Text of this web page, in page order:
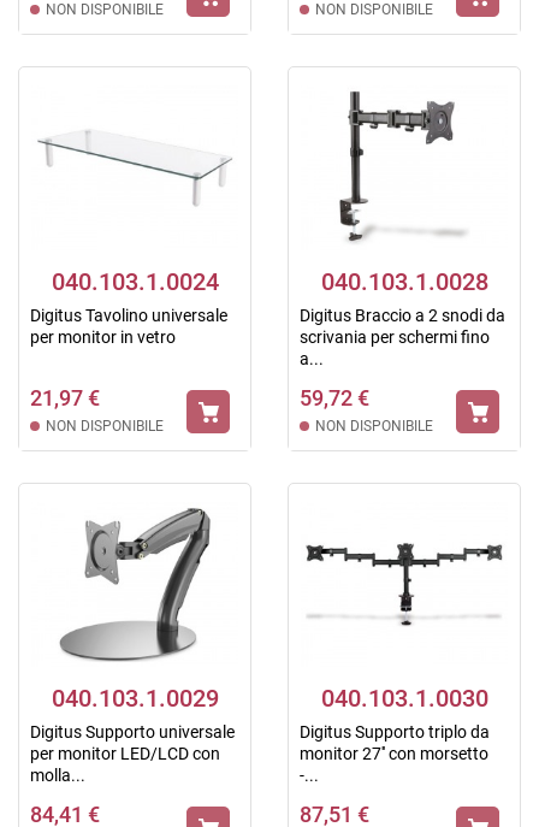
NON DISPONIBILE NON DISPONIBILE
040.103.1.0024
Digitus Tavolino universale
per monitor in vetro
21,97 €
NON DISPONIBILE
040.103.1.0028
Digitus Braccio a 2 snodi da
scrivania per schermi fino
a...
59,72 €
NON DISPONIBILE
040.103.1.0029
Digitus Supporto universale
per monitor LED/LCD con
molla...
84,41 €
040.103.1.0030
Digitus Supporto triplo da
monitor 27'' con morsetto
-...
87,51 €